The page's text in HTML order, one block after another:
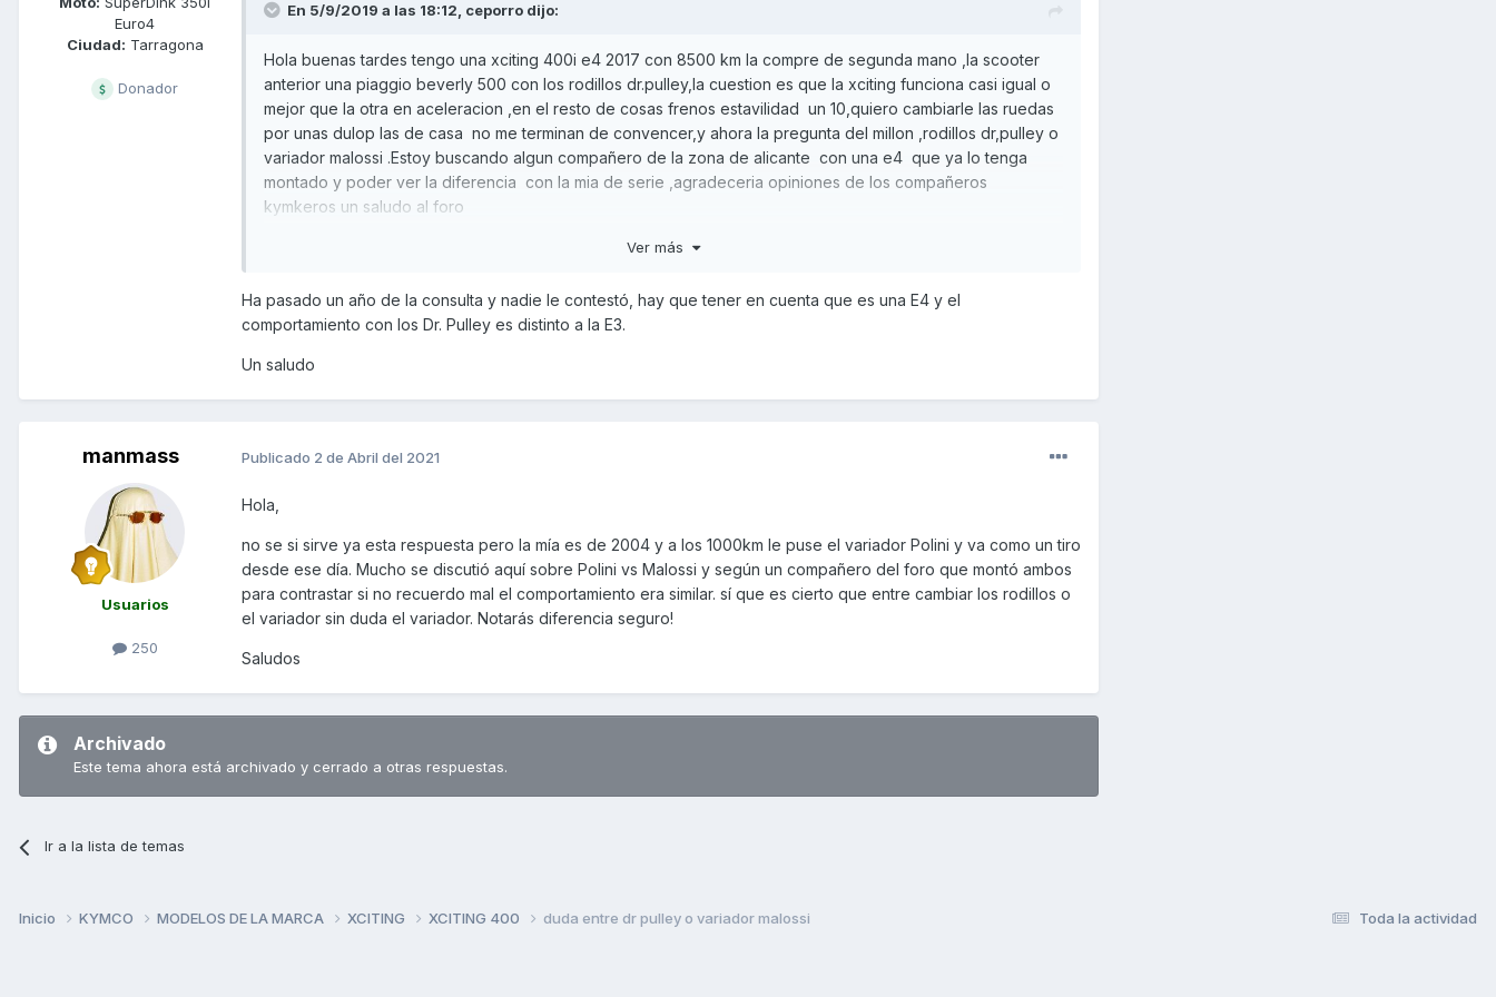
Euro4
Ciudad: Tarragona
Donador
En 5/9/2019 a las 18:12, ceporro dijo:
Hola buenas tardes tengo una xciting 400i e4 2017 con 8500 km la compre de segunda mano ,la scooter
anterior una piaggio beverly 500 con los rodillos dr.pulley,la cuestion es que la xciting funciona casi igual o
mejor que la otra en aceleracion ,en el resto de cosas frenos estavilidad un 10,quiero cambiarle las ruedas
por unas dulop las de casa no me terminan de convencer,y ahora la pregunta del millon ,rodillos dr,pulley o
variador malossi .Estoy buscando algun compañero de la zona de alicante con una e4 que ya lo tenga
montado y poder ver la diferencia con la mia de serie ,agradeceria opiniones de los compañeros
kymkeros un saludo al foro
Ver más
Ha pasado un año de la consulta y nadie le contestó, hay que tener en cuenta que es una E4 y el
comportamiento con los Dr. Pulley es distinto a la E3.
Un saludo
manmass
Usuarios
250
Publicado 2 de Abril del 2021
Hola,
no se si sirve ya esta respuesta pero la mía es de 2004 y a los 1000km le puse el variador Polini y va como un tiro
desde ese día. Mucho se discutió aquí sobre Polini vs Malossi y según un compañero del foro que montó ambos
para contrastar si no recuerdo mal el comportamiento era similar. sí que es cierto que entre cambiar los rodillos o
el variador sin duda el variador. Notarás diferencia seguro!
Saludos
Archivado
Este tema ahora está archivado y cerrado a otras respuestas.
Ir a la lista de temas
Toda la actividad
Inicio KYMCO MODELOS DE LA MARCA XCITING XCITING 400 duda entre dr pulley o variador malossi